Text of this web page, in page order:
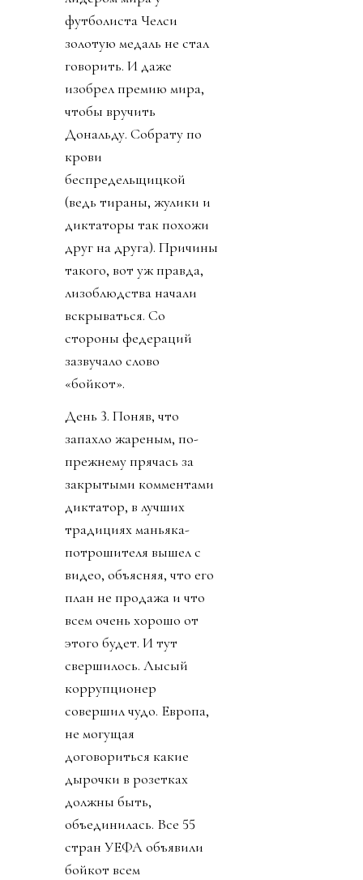
футболиста Челси
золотую медаль не стал
говорить. И даже
изобрел премию мира,
чтобы вручить
Дональду. Собрату по
крови
беспредельщицкой
(ведь тираны, жулики и
диктаторы так похожи
друг на друга). Причины
такого, вот уж правда,
лизоблюдства начали
вскрываться. Со
стороны федераций
зазвучало слово
«бойкот».
День 3. Поняв, что
запахло жареным, по-
прежнему прячась за
закрытыми комментами
диктатор, в лучших
традициях маньяка-
потрошителя вышел с
видео, объясняя, что его
план не продажа и что
всем очень хорошо от
этого будет. И тут
свершилось. Лысый
коррупционер
совершил чудо. Европа,
не могущая
договориться какие
дырочки в розетках
должны быть,
объединилась. Все 55
стран УЕФА объявили
бойкот всем